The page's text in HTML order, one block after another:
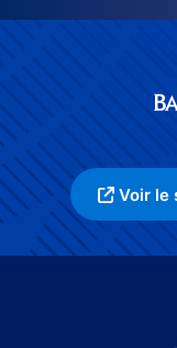
Voir le